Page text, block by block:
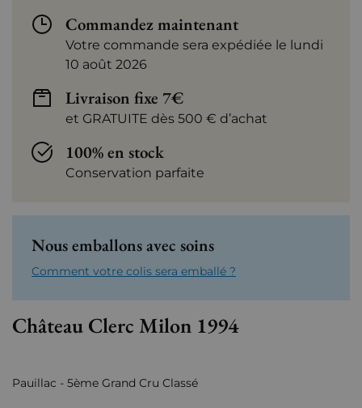
Commandez maintenant
Votre commande sera expédiée le lundi
10 août 2026
Livraison fixe 7€
et GRATUITE dès 500 € d’achat
100% en stock
Conservation parfaite
Nous emballons avec soins
Comment votre colis sera emballé ?
Château Clerc Milon 1994
Pauillac - 5ème Grand Cru Classé